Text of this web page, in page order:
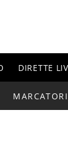
DIRETTE
MARCATORI